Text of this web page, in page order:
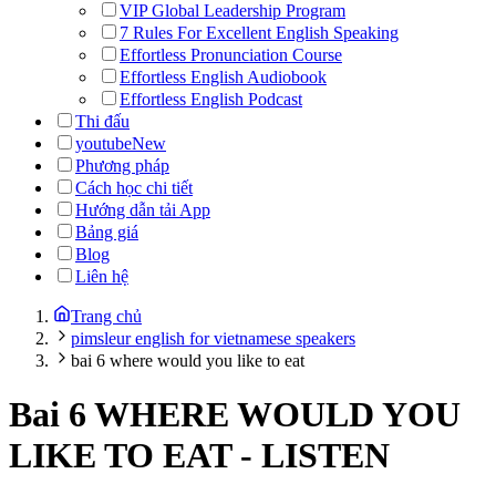
VIP Global Leadership Program
7 Rules For Excellent English Speaking
Effortless Pronunciation Course
Effortless English Audiobook
Effortless English Podcast
Thi đấu
youtubeNew
Phương pháp
Cách học chi tiết
Hướng dẫn tải App
Bảng giá
Blog
Liên hệ
Trang chủ
pimsleur english for vietnamese speakers
bai 6 where would you like to eat
Bai 6 WHERE WOULD YOU
LIKE TO EAT- LISTEN